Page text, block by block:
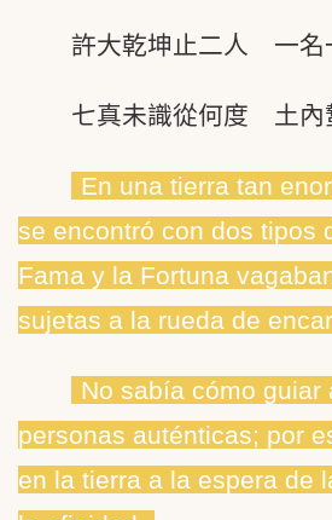
許大乾坤止二人 一名
七真未識從何度 土內
En una tierra tan
se encontró con dos tipos
Fama y la Fortuna
sujetas a la rueda de
No sabía cómo guiar
personas auténticas; por
en la tierra a la espera de